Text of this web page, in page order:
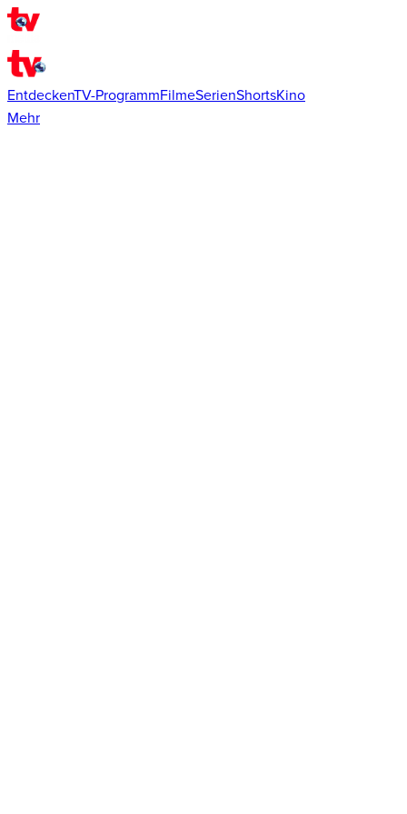
EntdeckenTV-ProgrammFilmeSerienShortsKino
Mehr